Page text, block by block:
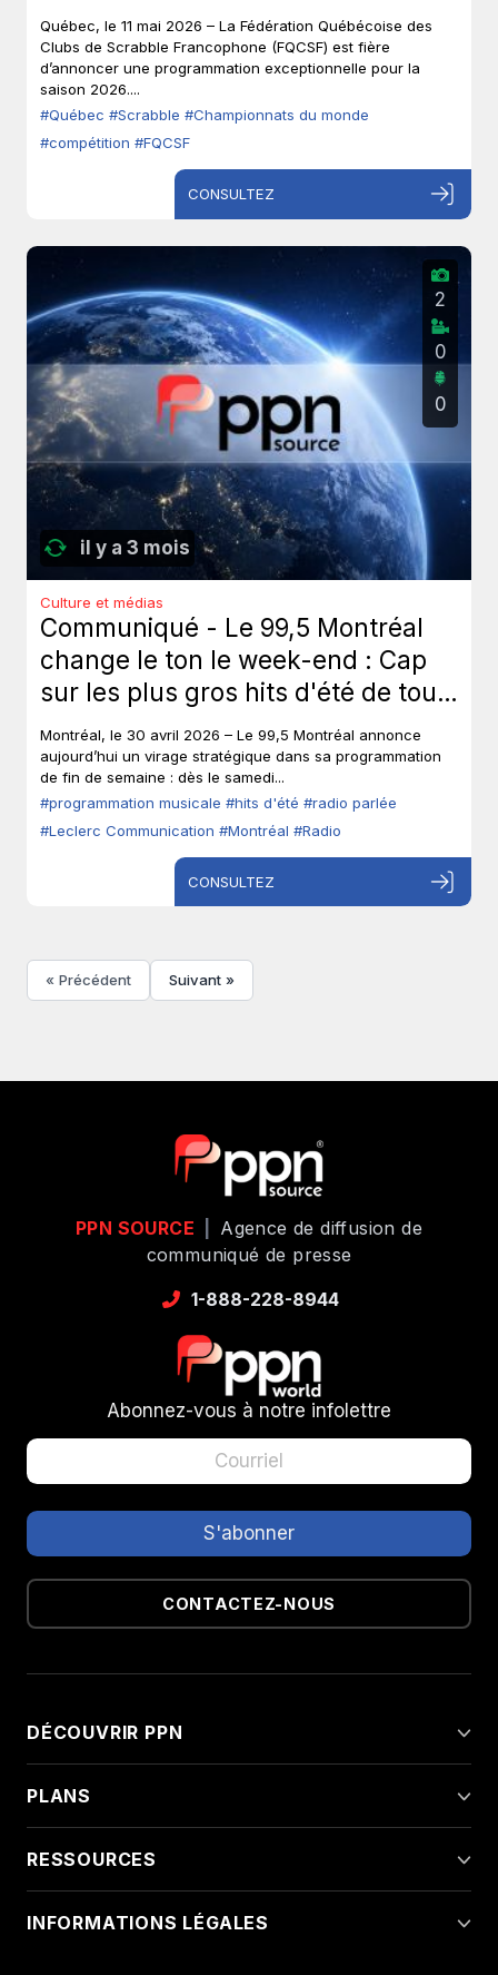
Québec, le 11 mai 2026 – La Fédération Québécoise des
Clubs de Scrabble Francophone (FQCSF) est fière
d’annoncer une programmation exceptionnelle pour la
saison 2026....
#Québec #Scrabble #Championnats du monde
#compétition #FQCSF
CONSULTEZ
il y a 3 mois
2
0
0
Culture et médias
Communiqué - Le 99,5 Montréal
change le ton le week-end : Cap
sur les plus gros hits d'été de tous
les temps, sans toucher à ses voix
fortes en semaine.
Montréal, le 30 avril 2026 – Le 99,5 Montréal annonce
aujourd’hui un virage stratégique dans sa programmation
de fin de semaine : dès le samedi...
#programmation musicale #hits d'été #radio parlée
#Leclerc Communication #Montréal #Radio
CONSULTEZ
« Précédent Suivant »
PPN SOURCE
Agence de diffusion de
communiqué de presse
1-888-228-8944
Abonnez-vous à notre infolettre
CONTACTEZ-NOUS
DÉCOUVRIR PPN
PLANS
RESSOURCES
INFORMATIONS LÉGALES